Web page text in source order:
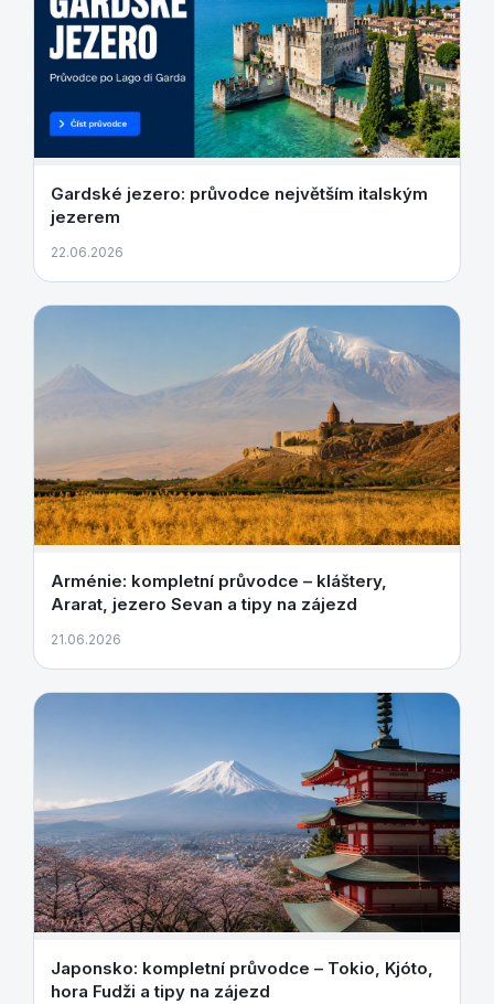
Gardské jezero: průvodce největším italským
jezerem
22.06.2026
Arménie: kompletní průvodce – kláštery,
Ararat, jezero Sevan a tipy na zájezd
21.06.2026
Japonsko: kompletní průvodce – Tokio, Kjóto,
hora Fudži a tipy na zájezd